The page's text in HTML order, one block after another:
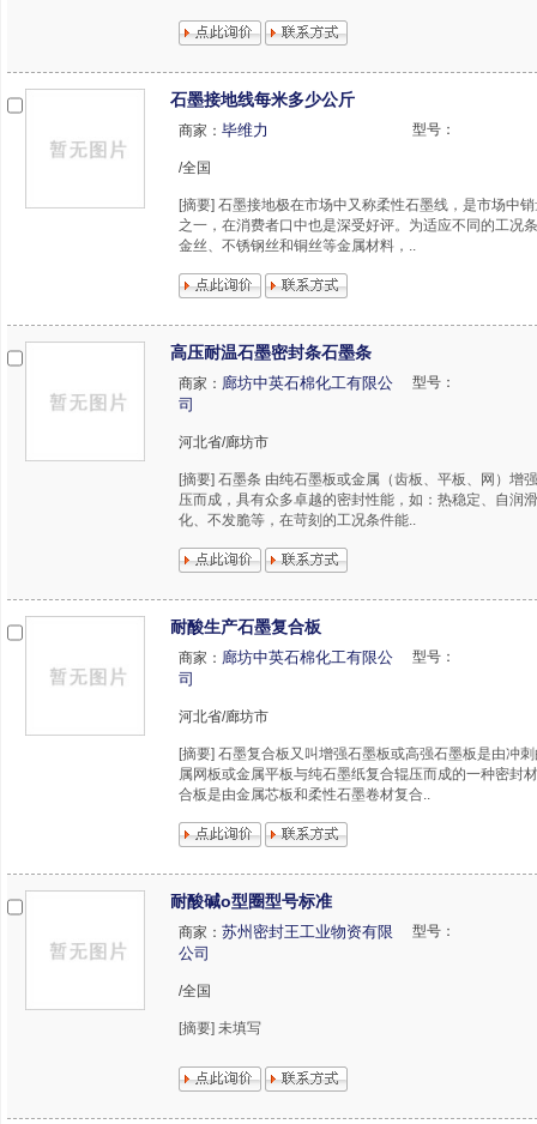
石墨接地线每米多少公斤
商家： 毕维力 型号：
/全国
[摘要] 石墨接地极在市场中又称柔性石墨线，是市场中
之一，在消费者口中也是深受好评。为适应不同的工况
金丝、不锈钢丝和铜丝等金属材料，..
高压耐温石墨密封条石墨条
商家： 廊坊中英石棉化工有限公
司
型号：
河北省/廊坊市
[摘要] 石墨条 由纯石墨板或金属（齿板、平板、网）增
压而成，具有众多卓越的密封性能，如：热稳定、自润
化、不发脆等，在苛刻的工况条件能..
耐酸生产石墨复合板
商家： 廊坊中英石棉化工有限公
司
型号：
河北省/廊坊市
[摘要] 石墨复合板又叫增强石墨板或高强石墨板是由冲
属网板或金属平板与纯石墨纸复合辊压而成的一种密封
合板是由金属芯板和柔性石墨卷材复合..
耐酸碱o型圈型号标准
商家： 苏州密封王工业物资有限
公司
型号：
/全国
[摘要] 未填写